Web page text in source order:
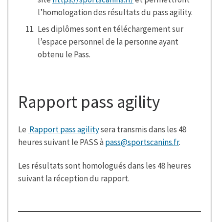
l’homologation des résultats du pass agility.
Les diplômes sont en téléchargement sur
l’espace personnel de la personne ayant
obtenu le Pass.
Rapport pass agility
Le Rapport pass agilitysera transmis dans les 48
heures suivant le PASS àpass@sportscanins.fr.
Les résultats sont homologués dans les 48 heures
suivant la réception du rapport.